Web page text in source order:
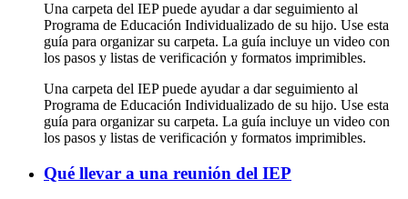
Una carpeta del IEP puede ayudar a dar seguimiento al
Programa de Educación Individualizado de su hijo. Use esta
guía para organizar su carpeta. La guía incluye un video con
los pasos y listas de verificación y formatos imprimibles.
Una carpeta del IEP puede ayudar a dar seguimiento al
Programa de Educación Individualizado de su hijo. Use esta
guía para organizar su carpeta. La guía incluye un video con
los pasos y listas de verificación y formatos imprimibles.
Qué llevar a una reunión del IEP